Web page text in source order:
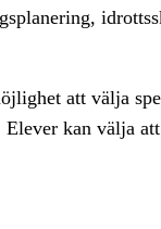
att välja
kan välja